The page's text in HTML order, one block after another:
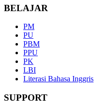
BELAJAR
PM
PU
PBM
PPU
PK
LBI
Literasi Bahasa Inggris
SUPPORT